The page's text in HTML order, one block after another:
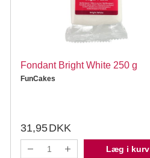
Fondant Bright White 250 g
FunCakes
31,95DKK
Læg i kurv